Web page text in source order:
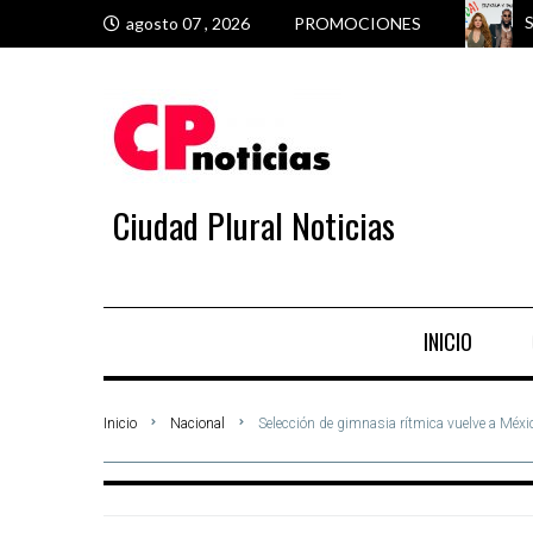
agosto 07 , 2026 PROMOCIONES
Ciudad Plural Noticias
INICIO
Inicio Nacional Selección de gimnasia rítmica vuelve a